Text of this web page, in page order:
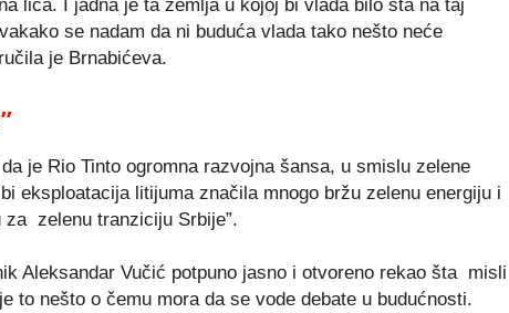
lica. I jadna je ta zemlja u kojoj bi vlada bilo šta na taj
se nadam da ni buduća vlada tako nešto neće
je Brnabićeva.
je Rio Tinto ogromna razvojna šansa, u smislu zelene
eksploatacija litijuma značila mnogo bržu zelenu energiju i
za zelenu tranziciju Srbije”.
Aleksandar Vučić potpuno jasno i otvoreno rekao šta misli
to nešto o čemu mora da se vode debate u budućnosti.